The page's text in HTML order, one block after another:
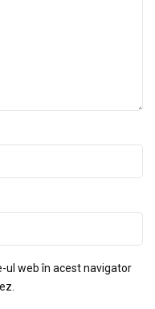
ul web în acest navigator